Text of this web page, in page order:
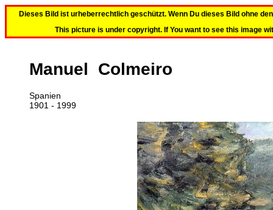
Dieses Bild ist urheberrechtlich geschützt. Wenn Du dieses Bild ohne
This picture is under copyright. If You want to see this image
Manuel Colmeiro
Spanien
1901 - 1999